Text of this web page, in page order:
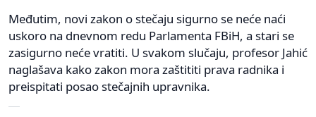
Međutim, novi zakon o stečaju sigurno se neće naći
uskoro na dnevnom redu Parlamenta FBiH, a stari se
zasigurno neće vratiti. U svakom slučaju, profesor Jahić
naglašava kako zakon mora zaštititi prava radnika i
preispitati posao stečajnih upravnika.